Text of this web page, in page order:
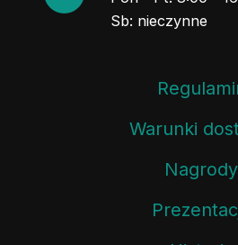
Sb: nieczynne
Warunki
Nagrody